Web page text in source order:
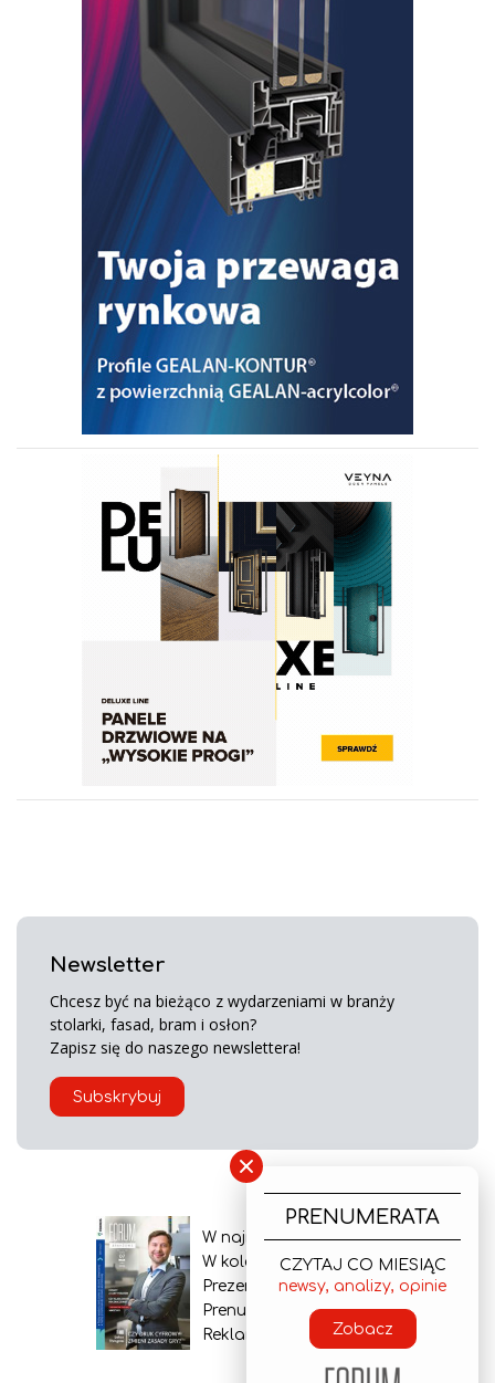
Newsletter
Chcesz być na bieżąco z wydarzeniami w branży
stolarki, fasad, bram i osłon?
Zapisz się do naszego newslettera!
Subskrybuj
W najnowszym wydaniu
W kolejnym numerze
Prezentacja gazety
Prenumerata
Reklama
×
PRENUMERATA
CZYTAJ CO MIESIĄC
newsy, analizy, opinie
Zobacz